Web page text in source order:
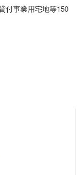
事業用宅地等150